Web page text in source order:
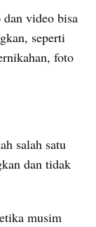
video bisa
seperti
foto
salah satu
dan tidak
musim